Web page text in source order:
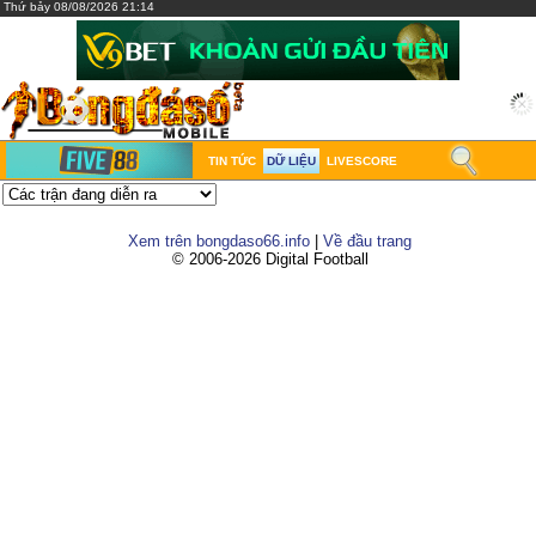
Thứ bảy 08/08/2026 21:14
TIN TỨC DỮ LIỆU LIVESCORE
Xem trên bongdaso66.info
Về đầu trang
© 2006-2026 Digital Football